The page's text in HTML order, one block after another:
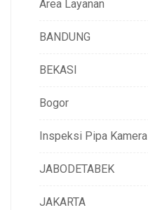
Area Layanan
BANDUNG
BEKASI
Bogor
Inspeksi Pipa Kamera
JABODETABEK
JAKARTA